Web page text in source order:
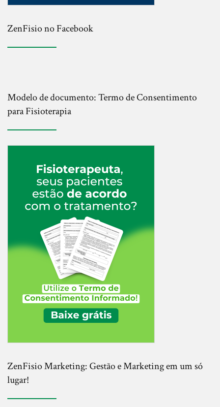
ZenFisio no Facebook
Modelo de documento: Termo de Consentimento
para Fisioterapia
ZenFisio Marketing: Gestão e Marketing em um só
lugar!